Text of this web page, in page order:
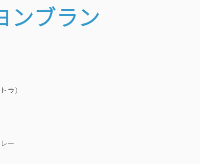
ブラン
ラ）
ー